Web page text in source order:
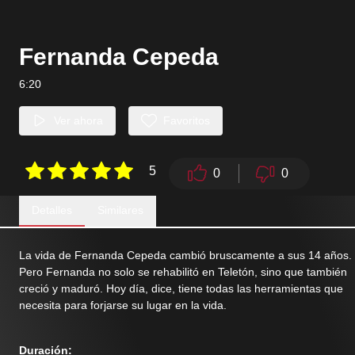
Fernanda Cepeda
6:20
5 0 0
La vida de Fernanda Cepeda cambió bruscamente a sus 14 años.
Pero Fernanda no solo se rehabilitó en Teletón, sino que también
creció y maduró. Hoy día, dice, tiene todas las herramientas que
necesita para forjarse su lugar en la vida.
Duración: